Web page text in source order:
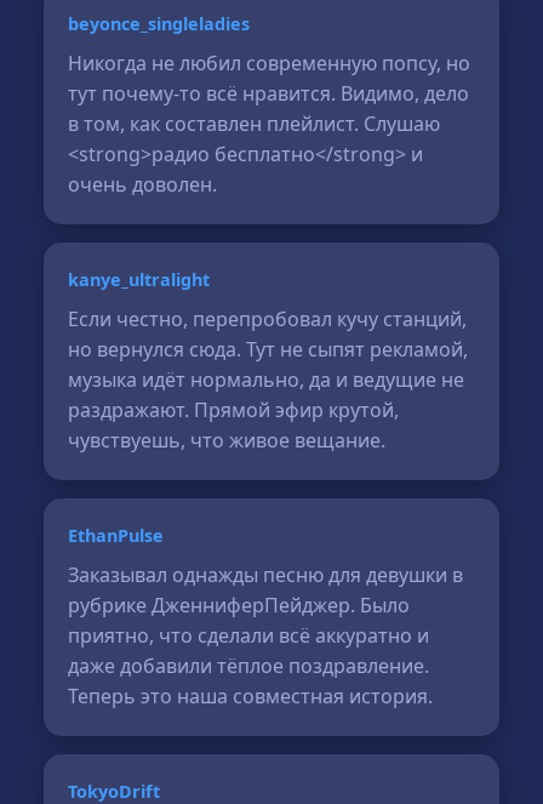
beyonce_singleladies
Никогда не любил современную попсу, но
тут почему-то всё нравится. Видимо, дело
в том, как составлен плейлист. Слушаю
<strong>радио бесплатно</strong> и
очень доволен.
kanye_ultralight
Если честно, перепробовал кучу станций,
но вернулся сюда. Тут не сыпят рекламой,
музыка идёт нормально, да и ведущие не
раздражают. Прямой эфир крутой,
чувствуешь, что живое вещание.
EthanPulse
Заказывал однажды песню для девушки в
рубрике ДженниферПейджер. Было
приятно, что сделали всё аккуратно и
даже добавили тёплое поздравление.
Теперь это наша совместная история.
TokyoDrift